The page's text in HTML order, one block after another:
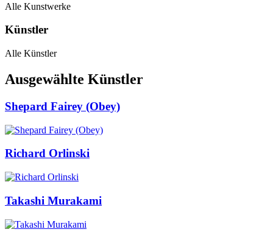
Alle Kunstwerke
Künstler
Alle Künstler
Ausgewählte Künstler
Shepard Fairey (Obey)
Richard Orlinski
Takashi Murakami